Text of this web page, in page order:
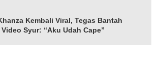
Kembali Viral, Tegas Bantah
Syur: “Aku Udah Cape”